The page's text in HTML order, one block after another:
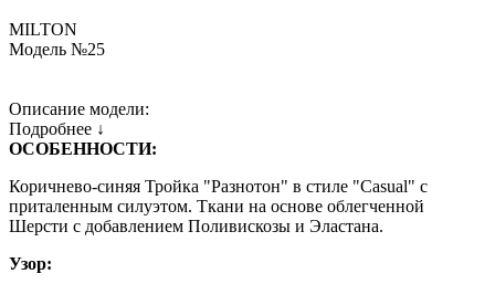
MILTON
Модель №25
Описание модели:
Подробнее ↓
ОСОБЕННОСТИ:
Коричнево-синяя Тройка "Разнотон" в стиле "Casual" с
приталенным силуэтом. Ткани на основе облегченной
Шерсти с добавлением Поливискозы и Эластана.
Узор: